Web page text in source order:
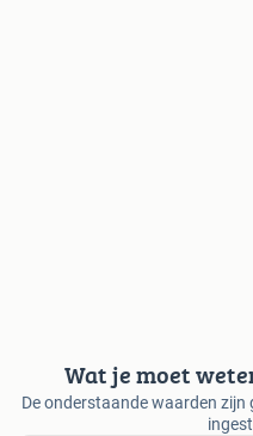
Wat je moet
De onderstaande waarden zijn